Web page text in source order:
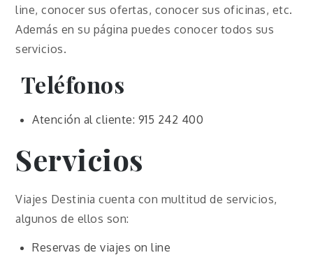
line, conocer sus ofertas, conocer sus oficinas, etc.
Además en su página puedes conocer todos sus
servicios.
Teléfonos
Atención al cliente: 915 242 400
Servicios
Viajes Destinia cuenta con multitud de servicios,
algunos de ellos son:
Reservas de viajes on line